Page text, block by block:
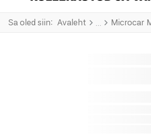
Sa oled siin: Avaleht Microcar